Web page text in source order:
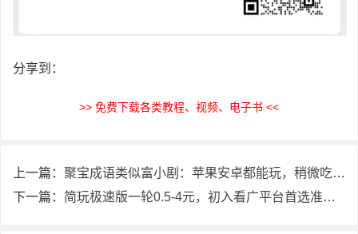
分享到：
>> 免费下载各类教程、视频、电子书 <<
上一篇： 聚宝成语类似富小剧：苹果安卓都能玩，稍微吃权重，不是黑号的基本都能润5-10元！
下一篇： 简玩极速版一轮0.5-4元，初入看广平台首选准没错。